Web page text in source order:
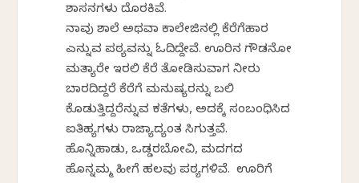
ಶಾಸನಗಳು ದೊರಕಿವೆ.
ನಾವು ಶಾಲೆ ಅಥವಾ ಕಾಲೇಜಿನಲ್ಲಿ ಕೆರೆಗೆಹಾರ
ಎನ್ನುವ ಪಠ್ಯವನ್ನು ಓದಿದ್ದೇವೆ. ಊರಿನ ಗೌಡನೋ
ಮತ್ಯಾರೇ ಇರಲಿ ಕೆರೆ ತೋಡಿಸುವಾಗ ನೀರು
ಬಾರದಿದ್ದರೆ ಕೆರೆಗೆ ಮನುಷ್ಯರನ್ನು ಬಲಿ
ಕೊಡುತ್ತಿದ್ದರೆನ್ನುವ ಕತೆಗಳು, ಅದಕ್ಕೆ ಸಂಬಂಧಿಸಿದ
ಐತಿಹ್ಯಗಳು ರಾಜ್ಯಾದ್ಯಂತ ಸಿಗುತ್ತವೆ.
ಹೊನ್ನಿಹಾಡು, ಒಡ್ಡರಬೋವಿ, ಮದಗದ
ಹೊನ್ನಮ್ಮ ಹೀಗೆ ಹಲವು ಪಠ್ಯಗಳಿವೆ. ಊರಿಗೆ